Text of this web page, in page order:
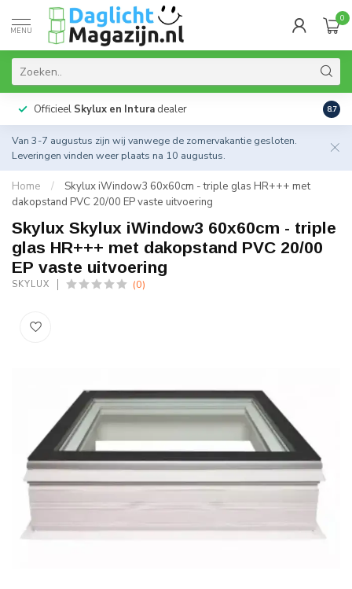
MENU
0
Officieel Skylux en Intura dealer 8.7
Van 3-7 augustus zijn wij vanwege de zomervakantie gesloten.
Leveringen vinden weer plaats na 10 augustus.
Home /
Skylux iWindow3 60x60cm - triple glas HR+++ met
dakopstand PVC 20/00 EP vaste uitvoering
Skylux Skylux iWindow3 60x60cm - triple
glas HR+++ met dakopstand PVC 20/00
EP vaste uitvoering
SKYLUX (0)